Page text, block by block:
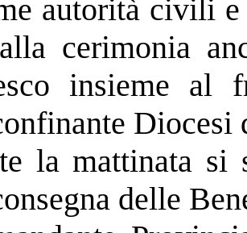
autorità civili
cerimonia
insieme al
Diocesi
la mattinata si
delle